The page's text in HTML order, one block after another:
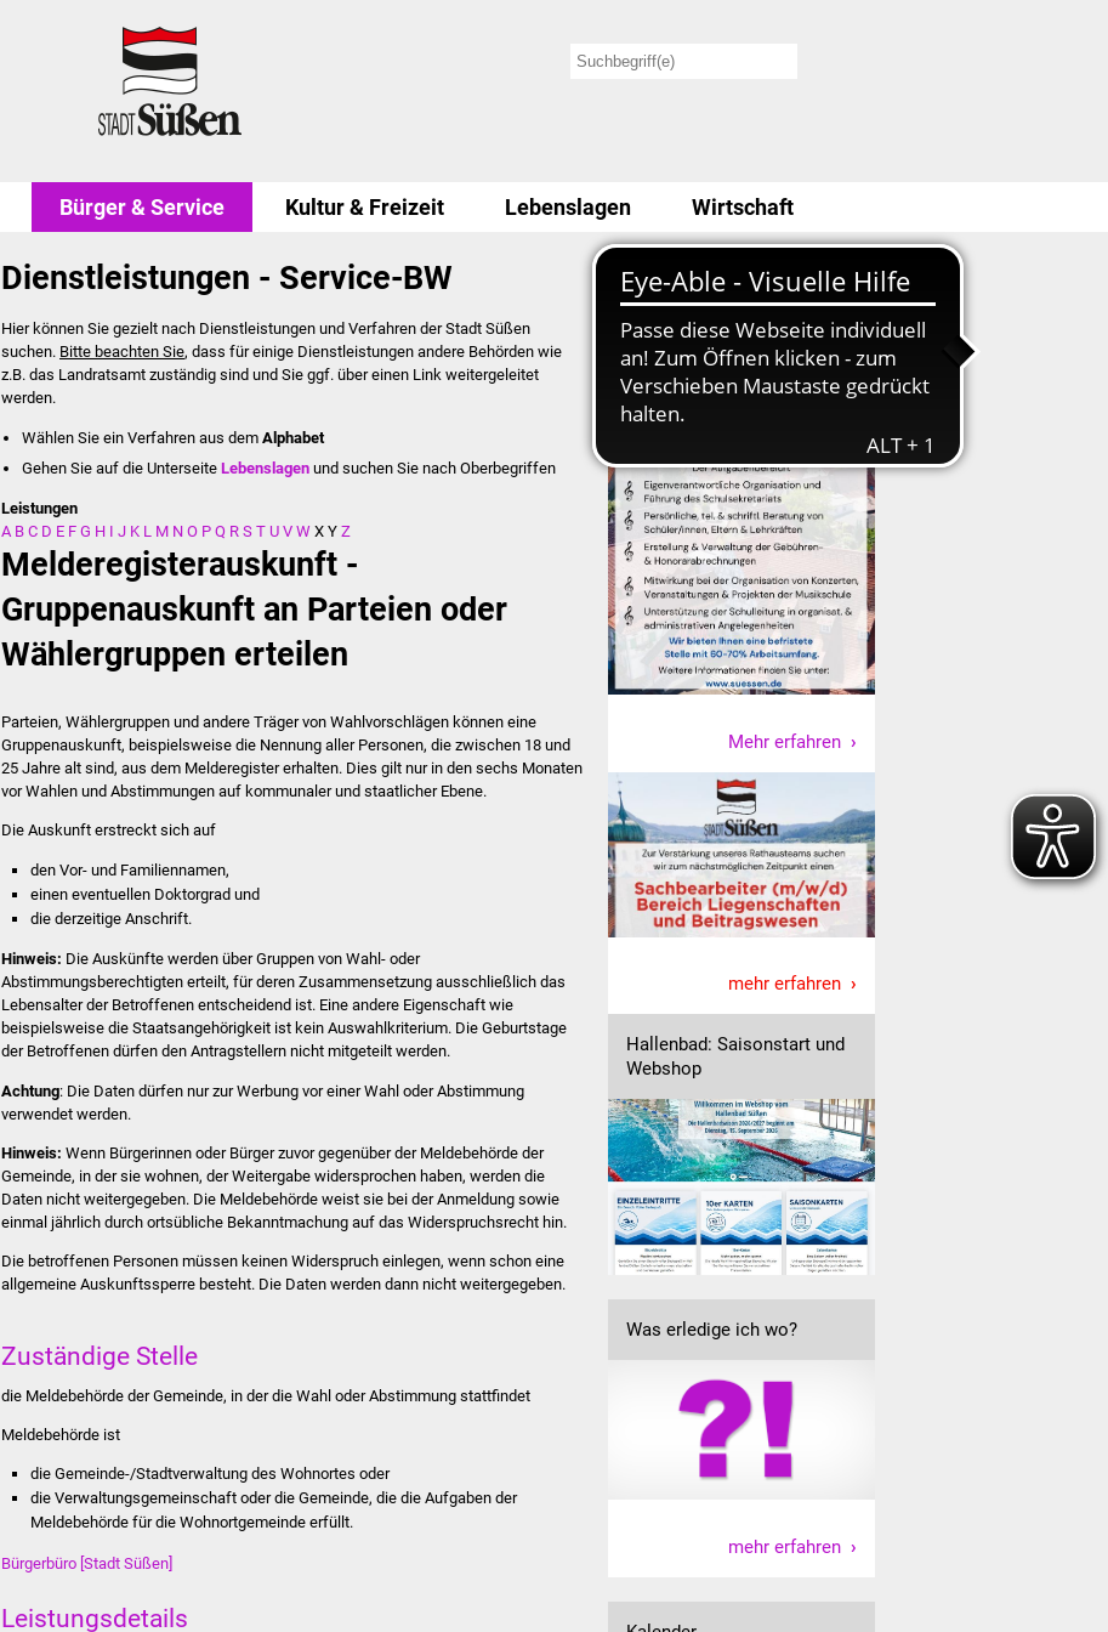
Bürger & Service Kultur & Freizeit Lebenslagen Wirtschaft
Dienstleistungen - Service-BW
Hier können Sie gezielt nach Dienstleistungen und Verfahren der Stadt Süßen
suchen. Bitte beachten Sie, dass für einige Dienstleistungen andere Behörden wie
z.B. das Landratsamt zuständig sind und Sie ggf. über einen Link weitergeleitet
werden.
Wählen Sie ein Verfahren aus dem Alphabet
Gehen Sie auf die UnterseiteLebenslagen und suchen Sie nach Oberbegriffen
Leistungen
A B C D E F G H I J K L M N O P Q R S T U V W X Y Z
Melderegisterauskunft -
Gruppenauskunft an Parteien oder
Wählergruppen erteilen
Parteien, Wählergruppen und andere Träger von Wahlvorschlägen können eine
Gruppenauskunft, beispielsweise die Nennung aller Personen, die zwischen 18 und
25 Jahre alt sind, aus dem Melderegister erhalten. Dies gilt nur in den sechs Monaten
vor Wahlen und Abstimmungen auf kommunaler und staatlicher Ebene.
Die Auskunft erstreckt sich auf
den Vor- und Familiennamen,
einen eventuellen Doktorgrad und
diederzeitige Anschrift.
Hinweis: Die Auskünfte werden über Gruppen von Wahl- oder
Abstimmungsberechtigten erteilt, für deren Zusammensetzung ausschließlich das
Lebensalter der Betroffenen entscheidend ist. Eine andere Eigenschaft wie
beispielsweise die Staatsangehörigkeit ist kein Auswahlkriterium. Die Geburtstage
der Betroffenen dürfen den Antragstellern nicht mitgeteilt werden.
Achtung: Die Daten dürfen nur zur Werbung vor einer Wahl oder Abstimmung
verwendet werden.
Hinweis: Wenn Bürgerinnen oder Bürger zuvor gegenüber der Meldebehörde der
Gemeinde, in der sie wohnen, der Weitergabe widersprochen haben, werden die
Daten nicht weitergegeben. Die Meldebehörde weist sie bei der Anmeldung sowie
einmal jährlich durch ortsübliche Bekanntmachung auf das Widerspruchsrecht hin.
Die betroffenen Personen müssen keinen Widerspruch einlegen, wenn schon eine
allgemeine Auskunftssperre besteht. Die Daten werden dann nicht weitergegeben.
Zuständige Stelle
die Meldebehörde der Gemeinde, in der die Wahl oder Abstimmung stattfindet
Meldebehörde ist
die Gemeinde-/Stadtverwaltung des Wohnortes oder
die Verwaltungsgemeinschaft oder die Gemeinde, die die Aufgaben der
Meldebehörde für die Wohnortgemeinde erfüllt.
Bürgerbüro [Stadt Süßen]
Leistungsdetails
Stellenausschreibung
Mehr erfahren
mehr erfahren
Hallenbad: Saisonstart und
Webshop
Was erledige ich wo?
mehr erfahren